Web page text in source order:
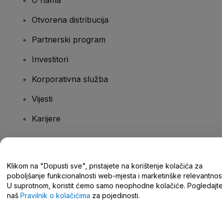
Otvorena distribucija
Partnerski program
Investitori
Korporativna služba
Vijesti
Karijere
Centar za pomoć/kontaktirajte nas
Klikom na "Dopusti sve", pristajete na korištenje kolačića za
poboljšanje funkcionalnosti web-mjesta i marketinške
U suprotnom, koristit ćemo samo neophodne kolačiće.
naš Pravilnik o kolačićima za pojedinosti.